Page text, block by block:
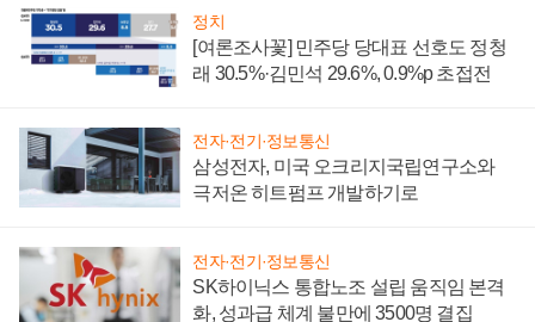
정치
[여론조사꽃] 민주당 당대표 선호도 정청
래 30.5%·김민석 29.6%, 0.9%p 초접전
전자·전기·정보통신
삼성전자, 미국 오크리지국립연구소와
극저온 히트펌프 개발하기로
전자·전기·정보통신
SK하이닉스 통합노조 설립 움직임 본격
화, 성과급 체계 불만에 3500명 결집